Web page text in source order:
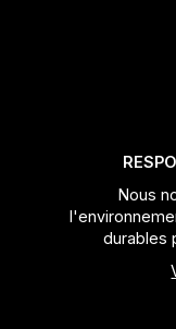
Nous
durables
Guide Chaine